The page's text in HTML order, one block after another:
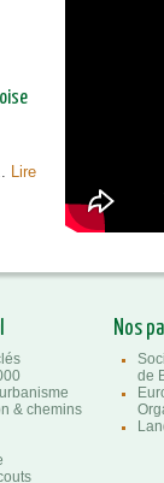
Lire
& chemins
Nos
de